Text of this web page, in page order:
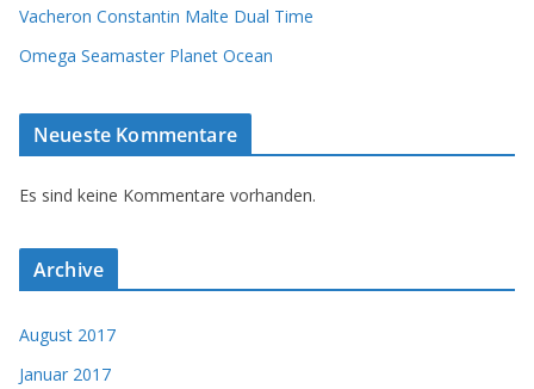
Vacheron Constantin Malte Dual Time
Omega Seamaster Planet Ocean
Neueste Kommentare
Es sind keine Kommentare vorhanden.
Archive
August 2017
Januar 2017